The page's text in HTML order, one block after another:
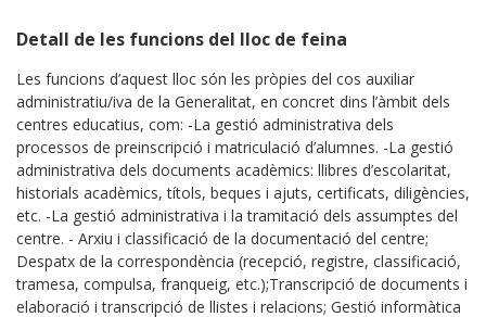
Detall de les funcions del lloc de feina
Les funcions d’aquest lloc són les pròpies del cos auxiliar
administratiu/iva de la Generalitat, en concret dins l’àmbit dels
centres educatius, com: -La gestió administrativa dels
processos de preinscripció i matriculació d’alumnes. -La gestió
administrativa dels documents acadèmics: llibres d’escolaritat,
historials acadèmics, títols, beques i ajuts, certificats, diligències,
etc. -La gestió administrativa i la tramitació dels assumptes del
centre. - Arxiu i classificació de la documentació del centre;
Despatx de la correspondència (recepció, registre, classificació,
tramesa, compulsa, franqueig, etc.);Transcripció de documents i
elaboració i transcripció de llistes i relacions; Gestió informàtica